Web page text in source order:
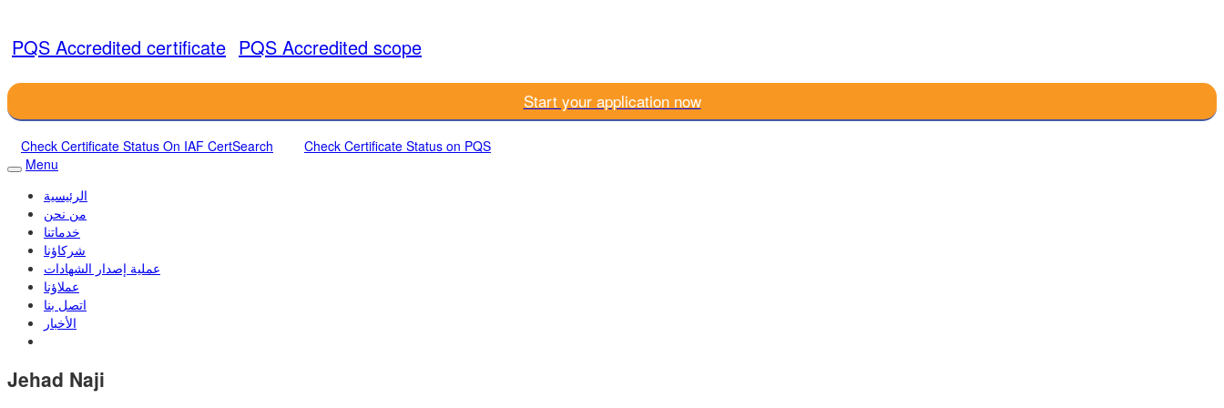
PQS Accredited certificate PQS Accredited scope
Start your application now
Check Certificate Status On IAF CertSearch
Check Certificate Status on PQS
Menu
الرئيسية
من نحن
خدماتنا
شركاؤنا
عملية إصدار الشهادات
عملاؤنا
اتصل بنا
الأخبار
Jehad Naji